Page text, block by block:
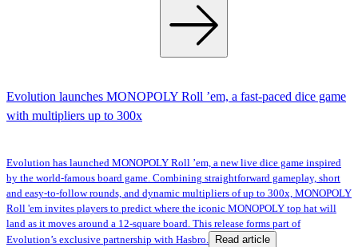
Evolution launches MONOPOLY Roll ’em, a fast-paced dice game
with multipliers up to 300x
Evolution has launched MONOPOLY Roll ’em, a new live dice game inspired
by the world-famous board game. Combining straightforward gameplay, short
and easy-to-follow rounds, and dynamic multipliers of up to 300x, MONOPOLY
Roll 'em invites players to predict where the iconic MONOPOLY top hat will
land as it moves around a 12-square board. This release forms part of
Evolution’s exclusive partnership with Hasbro.
Read article